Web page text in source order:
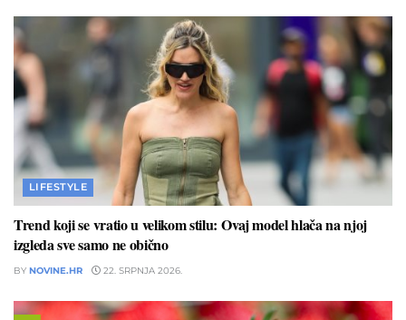
LIFESTYLE
Trend koji se vratio u velikom stilu: Ovaj model hlača na njoj
izgleda sve samo ne obično
BY NOVINE.HR 22. SRPNJA 2026.